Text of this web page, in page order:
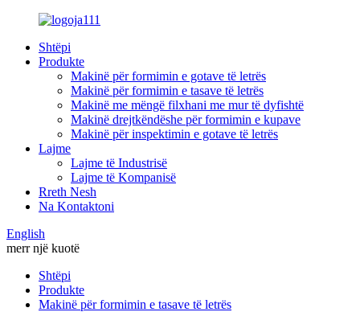
Shtëpi
Produkte
Makinë për formimin e gotave të letrës
Makinë për formimin e tasave të letrës
Makinë me mëngë filxhani me mur të dyfishtë
Makinë drejtkëndëshe për formimin e kupave
Makinë për inspektimin e gotave të letrës
Lajme
Lajme të Industrisë
Lajme të Kompanisë
Rreth Nesh
Na Kontaktoni
English
merr një kuotë
Shtëpi
Produkte
Makinë për formimin e tasave të letrës